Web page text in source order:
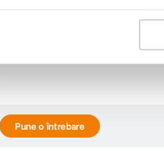
Pune o întrebare